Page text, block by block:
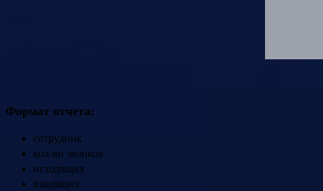
Формат отчета:
сотрудник
кол-во звонков
исходящих
входящих